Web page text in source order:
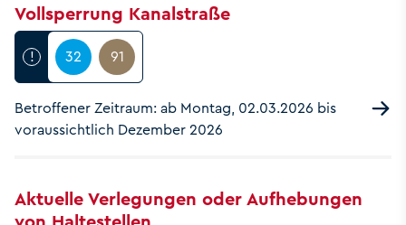
Vollsperrung Kanalstraße
! 32 91
Betroffener Zeitraum: ab Montag, 02.03.2026 bis
voraussichtlich Dezember 2026
Aktuelle Verlegungen oder Aufhebungen